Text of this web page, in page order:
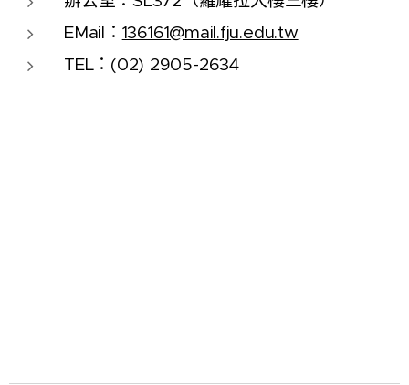
EMail： 136161@mail.fju.edu.tw
TEL：(02) 2905-2634